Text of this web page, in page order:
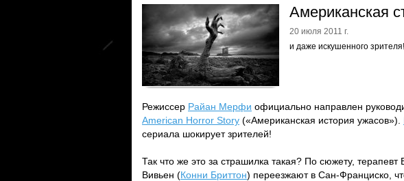
Американская
20 июля 2011 г.
и даже искушенного зрителя!
Режиссер Райан Мерфи официально направлен
American Horror Story («Американская история ужасов»).
сериала шокирует зрителей!
Так что же это за страшилка такая? По сюжету,
Вивьен (Конни Бриттон) переезжают в Сан-Франциско,